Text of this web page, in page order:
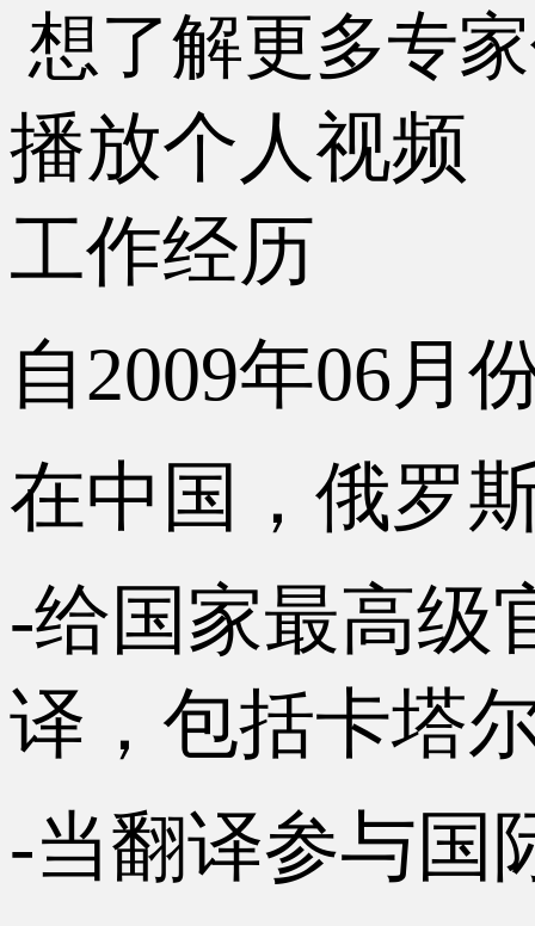
想了解更多专
播放个人视频
工作经历
自2009年06月
在中国，俄罗
-给国家最高级
译，包括卡塔
-当翻译参与国